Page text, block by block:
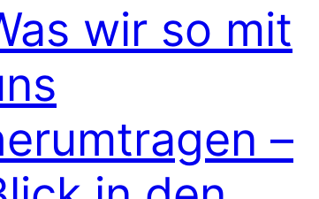
wir so mit
–